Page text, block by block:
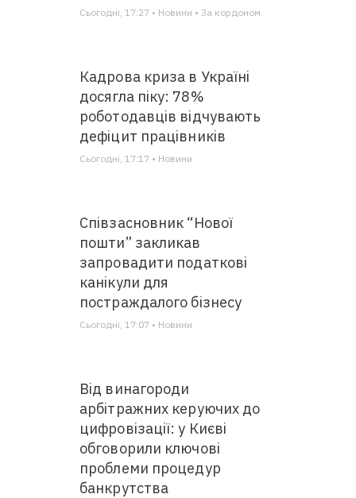
Сьогодні, 17:27 • Новини • За кордоном
Кадрова криза в Україні
досягла піку: 78%
роботодавців відчувають
дефіцит працівників
Сьогодні, 17:17 • Новини
Співзасновник “Нової
пошти” закликав
запровадити податкові
канікули для
постраждалого бізнесу
Сьогодні, 17:07 • Новини
Від винагороди
арбітражних керуючих до
цифровізації: у Києві
обговорили ключові
проблеми процедур
банкрутства